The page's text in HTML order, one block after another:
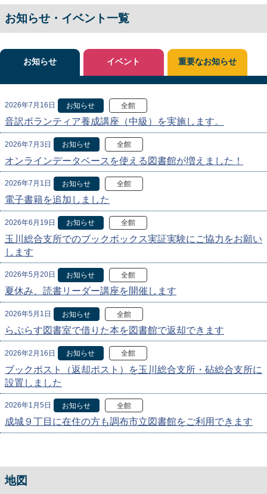
お知らせ・イベント一覧
お知らせ
2026年7月16日 お知らせ 全館
音訳ボランティア養成講座（中級）を実施します。
2026年7月3日 お知らせ 全館
オンラインデータベースを使える図書館が増えました！
2026年7月1日 お知らせ 全館
電子書籍を追加しました
2026年6月19日 お知らせ 全館
玉川総合支所でのブックボックス実証実験にご協力をお願い
します
2026年5月20日 お知らせ 全館
夏休み、読書リーダー講座を開催します
2026年5月1日 お知らせ 全館
らぷらす図書室で借りた本を図書館で返却できます
2026年2月16日 お知らせ 全館
ブックポスト（返却ポスト）を玉川総合支所・砧総合支所に
設置しました
2026年1月5日 お知らせ 全館
成城９丁目に在住の方も調布市立図書館をご利用できます
イベント 重要なお知らせ
地図